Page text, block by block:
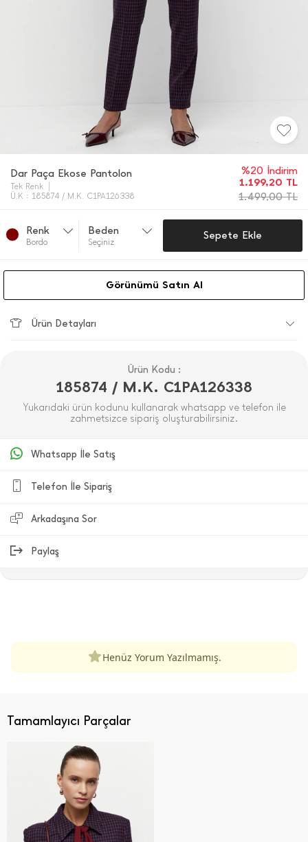
Dar Paça Ekose Pantolon
Tek Renk
Ü.K : 185874 / M.K. C1PA126338
%20 İndirim
1.199,20 TL
1.499,00TL
Renk
Bordo
Beden
Seçiniz
Sepete Ekle
Görünümü Satın Al
Ürün Detayları
Ürün Kodu :
185874 / M.K. C1PA126338
Yukarıdaki ürün kodunu kullanarak whatsapp ve telefon ile
zahmetsizce sipariş oluşturabilirsiniz.
Whatsapp İle Satış
Telefon İle Sipariş
Arkadaşına Sor
Paylaş
Henüz Yorum Yazılmamış.
Tamamlayıcı Parçalar